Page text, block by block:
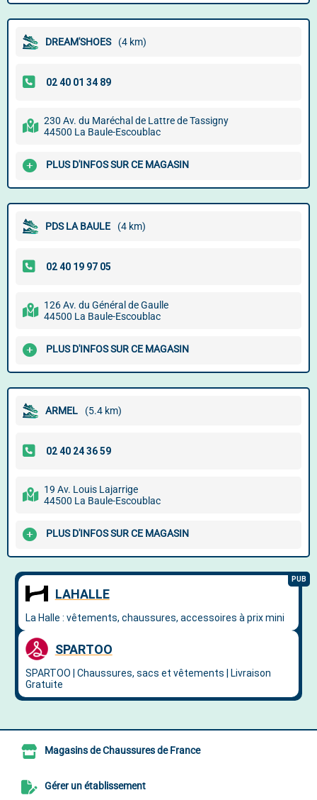
DREAM'SHOES (4 km)
230 Av. du Maréchal de Lattre de Tassigny
44500 La Baule-Escoublac
PLUS D'INFOS SUR CE MAGASIN
PDS LA BAULE (4 km)
126 Av. du Général de Gaulle
44500 La Baule-Escoublac
PLUS D'INFOS SUR CE MAGASIN
ARMEL (5.4 km)
19 Av. Louis Lajarrige
44500 La Baule-Escoublac
PLUS D'INFOS SUR CE MAGASIN
Magasins de Chaussures de France
Gérer un établissement